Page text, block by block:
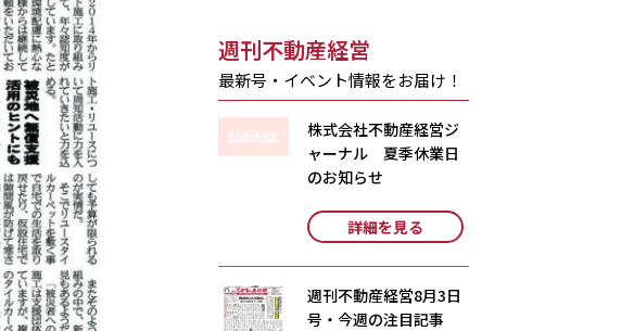
週刊不動産経営
最新号・イベント情報をお届け！
株式会社不動産経営ジ
ャーナル 夏季休業日
のお知らせ
詳細を見る
週刊不動産経営8月3日
号・今週の注目記事